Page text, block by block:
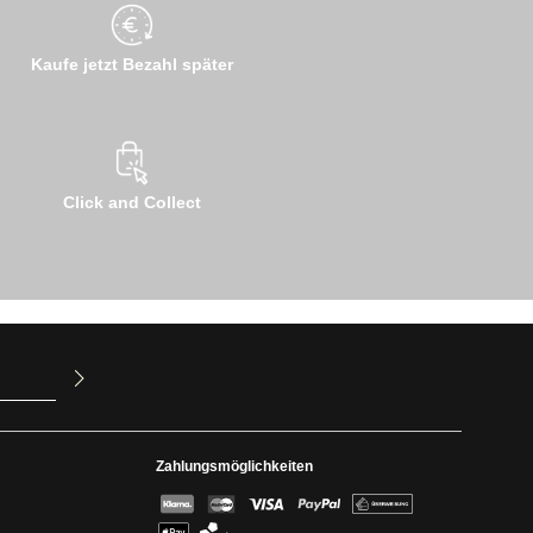
Kaufe jetzt Bezahl später
Click and Collect
Zahlungsmöglichkeiten